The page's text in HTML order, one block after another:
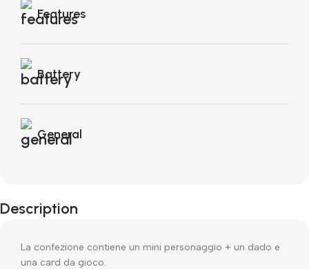
Features
Battery
General
Description
La confezione contiene un mini personaggio + un dado e
una card da gioco.